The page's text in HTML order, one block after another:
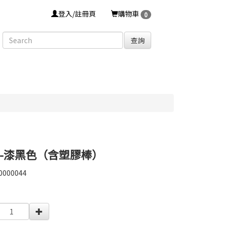
登入/註冊頁 購物車 0
查詢
黑色（含塑膠棒）